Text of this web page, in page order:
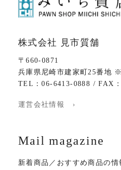
株式会社 見市質舗
〒660-0871
兵庫県尼崎市建家町25番地
TEL：06-6413-0888 / FAX
運営会社情報 ›
Mail magazine
新着商品／おすすめ商品の情